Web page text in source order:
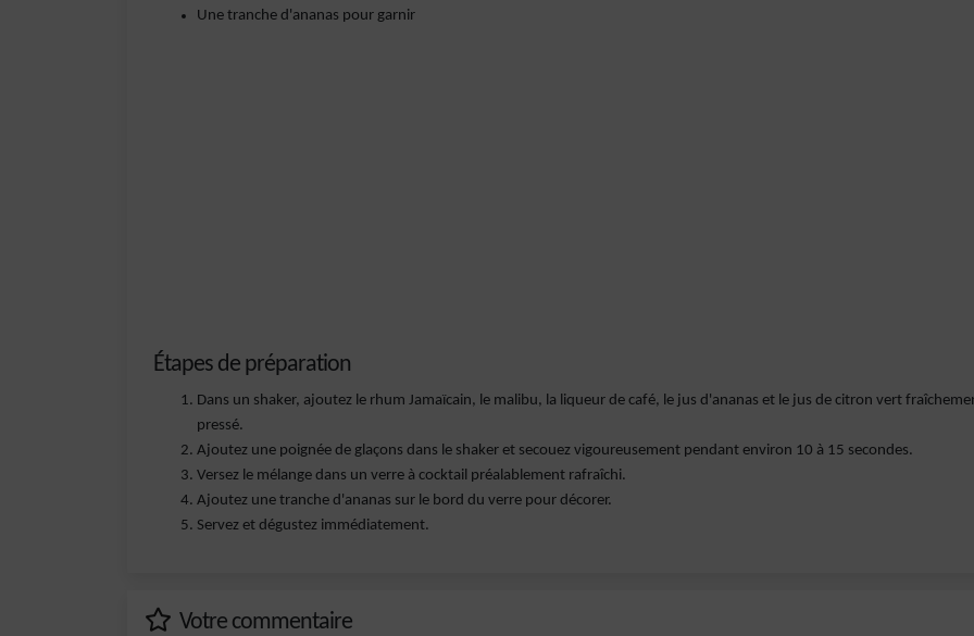
Une tranche d'ananas pour garnir
Étapes de préparation
Dans un shaker, ajoutez le rhum Jamaïcain, le malibu, la liqueur de café, le jus d'ananas et le jus de citron vert
pressé.
Ajoutez une poignée de glaçons dans le shaker et secouez vigoureusement pendant environ 10 à 15 secondes.
Versez le mélange dans un verre à cocktail préalablement rafraîchi.
Ajoutez une tranche d'ananas sur le bord du verre pour décorer.
Servez et dégustez immédiatement.
Votre commentaire